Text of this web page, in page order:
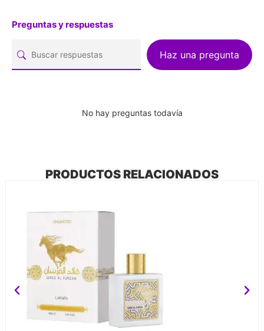
Preguntas y respuestas
Haz una pregunta
No hay preguntas todavía
PRODUCTOS RELACIONADOS